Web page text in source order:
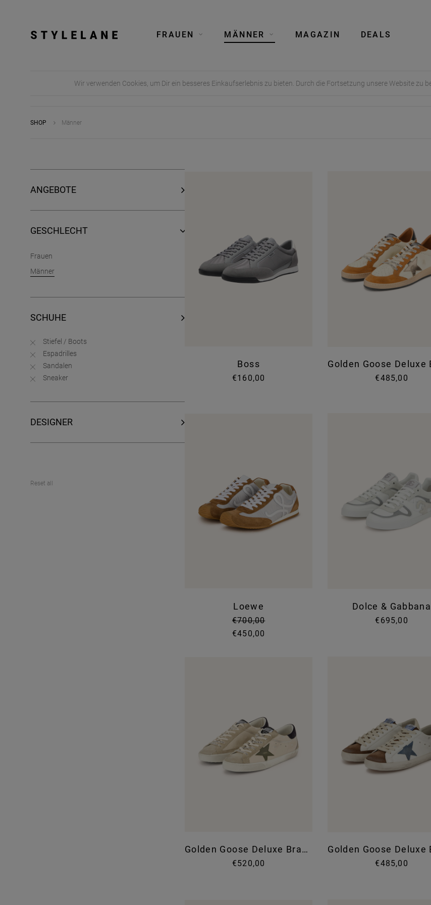
FRAUEN MÄNNER MAGAZIN DEALS
Wir verwenden Cookies, um Dir ein besseres Einkaufserlebnis zu bieten. Durch die Fortsetzung unsere Website zu
SHOP Männer
ANGEBOTE
GESCHLECHT
Frauen
Männer
SCHUHE
Stiefel / Boots
Espadrilles
Sandalen
Sneaker
DESIGNER
Reset all
Boss
€160,00 €485,00
Loewe
€700,00
€450,00
Dolce & Gabbana
€695,00
Golden Goose Deluxe Brand
€520,00 €485,00